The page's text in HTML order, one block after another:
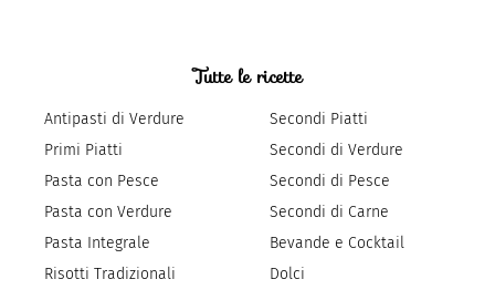
Tutte le ricette
Antipasti di Verdure
Primi Piatti
Pasta con Pesce
Pasta con Verdure
Pasta Integrale
Risotti Tradizionali
Secondi Piatti
Secondi di Verdure
Secondi di Pesce
Secondi di Carne
Bevande e Cocktail
Dolci